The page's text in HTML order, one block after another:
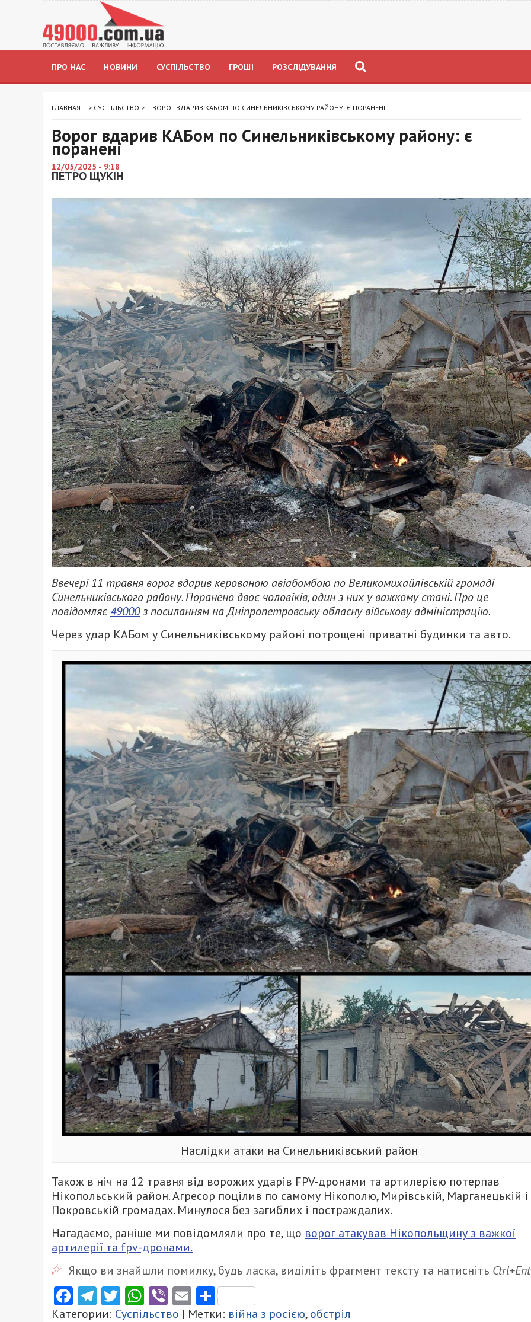
ПРО НАС НОВИНИ СУСПІЛЬСТВО ГРОШІ РОЗСЛІДУВАННЯ
ГЛАВНАЯ > СУСПІЛЬСТВО > ВОРОГ ВДАРИВ КАБОМ ПО СИНЕЛЬНИКІВСЬКОМУ РАЙОНУ: Є ПОРАНЕНІ
Ворог вдарив КАБом по Синельниківському району: є
поранені
12/05/2025 - 9:18
ПЕТРО ЩУКІН
Ввечері 11 травня ворог вдарив керованою авіабомбою по Великомихайлівській громаді
Синельниківського району. Поранено двоє чоловіків, один з них у важкому стані. Про це
повідомляє49000з посиланням на Дніпропетровську обласну військову адміністрацію.
Через удар КАБом у Синельниківському районі потрощені приватні будинки та авто.
Наслідки атаки на Синельниківський район
Також в ніч на 12 травня від ворожих ударів FPV-дронами та артилерією потерпав
Нікопольський район. Агресор поцілив по самому Нікополю, Мирівській, Марганецькій і
Покровській громадах. Минулося без загиблих і постраждалих.
Нагадаємо, раніше ми повідомляли про те, що ворог атакував Нікопольщину з важкої
артилерії та fpv-дронами.
Якщо ви знайшли помилку, будь ласка, виділіть фрагмент тексту та натисніть
Facebook
Telegram
Twitter
WhatsApp
ViberEmailПоділитися
Категории: Суспільство | Метки: війна з росією,обстріл